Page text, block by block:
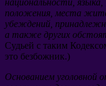
национальности языка
положения места
убеждений
а также других
Судьей с таким
это безбожник.)
Основанием уголовной